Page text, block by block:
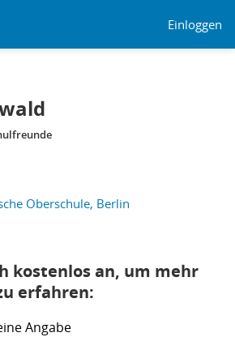
Einloggen
Oberschule, Berlin
kostenlos an, um mehr
erfahren:
Angabe